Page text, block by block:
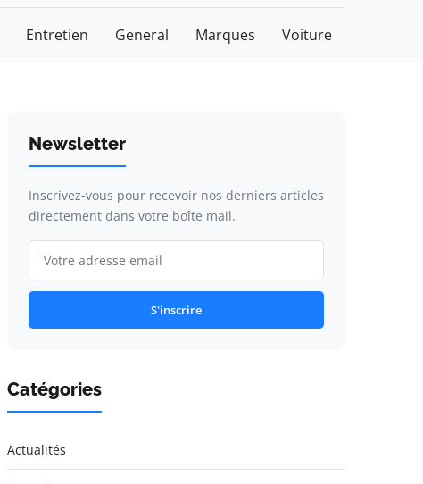
Entretien General Marques Voiture
Newsletter
Inscrivez-vous pour recevoir nos derniers articles
directement dans votre boîte mail.
S'inscrire
Catégories
Actualités